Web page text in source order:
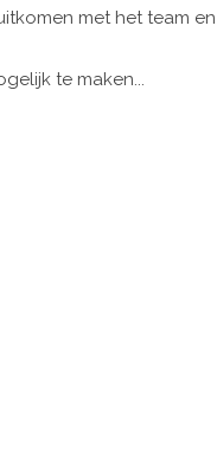
met het team
te maken...